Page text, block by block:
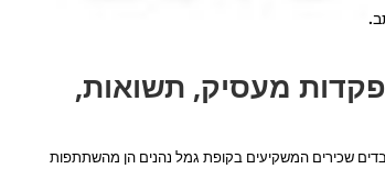
מעסיק, תשואות,
שכירים המשקיעים בקופת גמל נהנים הן מהשתתפות